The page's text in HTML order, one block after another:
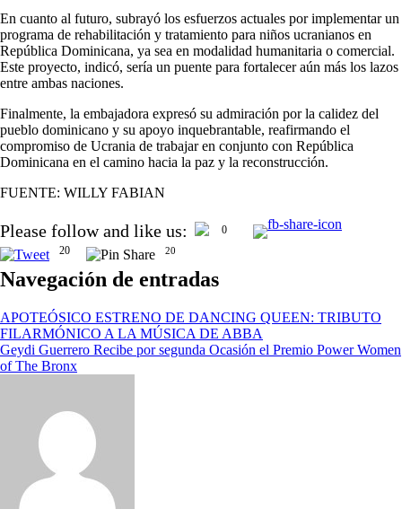
En cuanto al futuro, subrayó los esfuerzos actuales por implementar un
programa de rehabilitación y tratamiento para niños ucranianos en
República Dominicana, ya sea en modalidad humanitaria o comercial.
Este proyecto, indicó, sería un puente para fortalecer aún más los lazos
entre ambas naciones.
Finalmente, la embajadora expresó su admiración por la calidez del
pueblo dominicano y su apoyo inquebrantable, reafirmando el
compromiso de Ucrania de trabajar en conjunto con República
Dominicana en el camino hacia la paz y la reconstrucción.
FUENTE: WILLY FABIAN
Please follow and like us:
0
20
20
Navegación de entradas
APOTEÓSICO ESTRENO DE DANCING QUEEN: TRIBUTO
FILARMÓNICO A LA MÚSICA DE ABBA
Geydi Guerrero Recibe por segunda Ocasión el Premio Power Women
of The Bronx